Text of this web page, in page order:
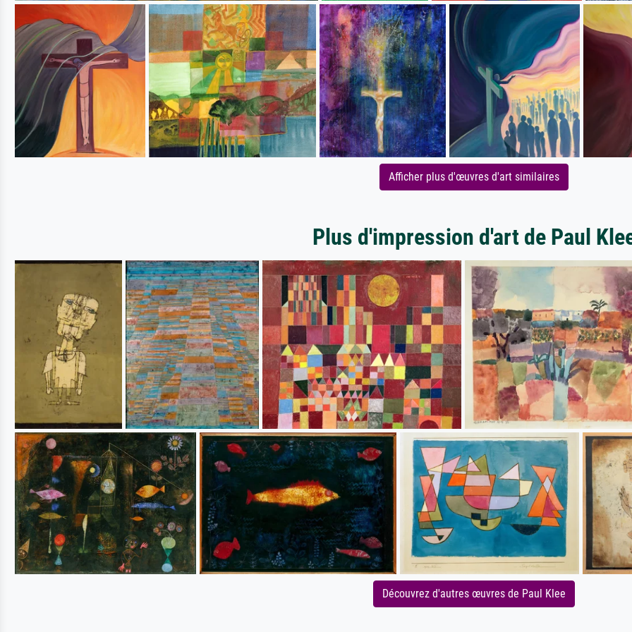
Afficher plus d'œuvres d'art similaires
Plus d'impression d'art de Paul
Découvrez d'autres œuvres de Paul Klee